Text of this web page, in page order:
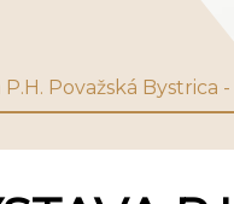
Považská Bystrica